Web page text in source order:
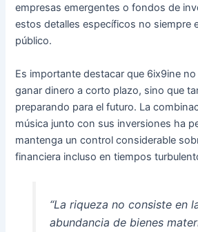
empresas emergentes o fondos de
estos detalles específicos no siempre
público.
Es importante destacar que 6ix9ine
ganar dinero a corto plazo, sino que
preparando para el futuro. La
música junto con sus inversiones ha
mantenga un control considerable
financiera incluso en tiempos
“La riqueza no consiste en
abundancia de bienes